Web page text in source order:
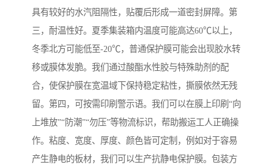
具有较好的水汽阻隔性，贴覆后形成一道密封屏障。第
三，耐温性好。夏季集装箱内温度可能高达60℃以上，
冬季北方可能低至-20℃，普通保护膜可能会出现胶水转
移或膜体发脆。我们通过酸酯水性胶与特殊助剂的配
合，使保护膜在宽温域下保持稳定粘性，撕膜依然无残
留。第四，可按需印刷警示语。我们可以在膜上印刷“向
上堆放”“防潮”“勿压”等物流标识，帮助搬运工人正确操
作。粘度、宽度、厚度、颜色皆可定制，例如对于容易
产生静电的板材，我们可以生产抗静电保护膜。包装方